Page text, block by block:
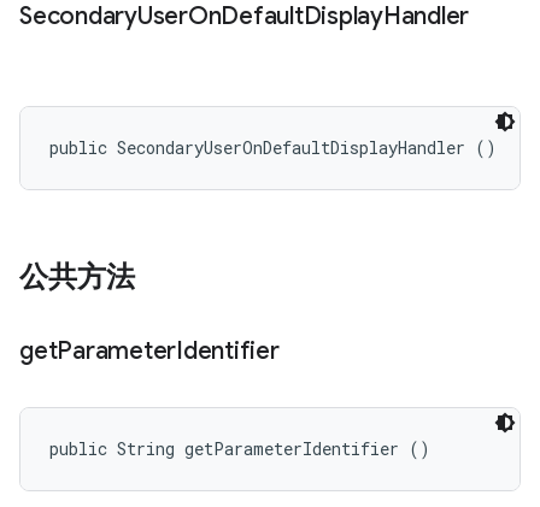
SecondaryUserOnDefaultDisplayHandler
public SecondaryUserOnDefaultDisplayHandler ()
公共方法
getParameterIdentifier
public String getParameterIdentifier ()